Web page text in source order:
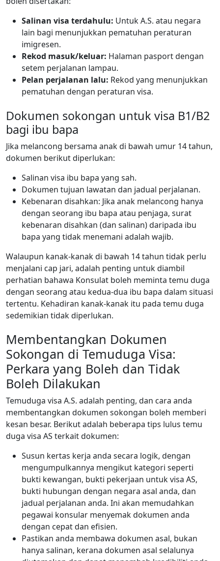
Salinan visa terdahulu: Untuk A.S. atau negara
lain bagi menunjukkan pematuhan peraturan
imigresen.
Rekod masuk/keluar: Halaman pasport dengan
setem perjalanan lampau.
Pelan perjalanan lalu: Rekod yang menunjukkan
pematuhan dengan peraturan visa.
Dokumen sokongan untuk visa B1/B2
bagi ibu bapa
Jika melancong bersama anak di bawah umur 14 tahun,
dokumen berikut diperlukan:
Salinan visa ibu bapa yang sah.
Dokumen tujuan lawatan dan jadual perjalanan.
Kebenaran disahkan: Jika anak melancong hanya
dengan seorang ibu bapa atau penjaga, surat
kebenaran disahkan (dan salinan) daripada ibu
bapa yang tidak menemani adalah wajib.
Walaupun kanak-kanak di bawah 14 tahun tidak perlu
menjalani cap jari, adalah penting untuk diambil
perhatian bahawa Konsulat boleh meminta temu duga
dengan seorang atau kedua-dua ibu bapa dalam situasi
tertentu. Kehadiran kanak-kanak itu pada temu duga
sedemikian tidak diperlukan.
Membentangkan Dokumen
Sokongan di Temuduga Visa:
Perkara yang Boleh dan Tidak
Boleh Dilakukan
Temuduga visa A.S. adalah penting, dan cara anda
membentangkan dokumen sokongan boleh memberi
kesan besar. Berikut adalah beberapa tips lulus temu
duga visa AS terkait dokumen:
Susun kertas kerja anda secara logik, dengan
mengumpulkannya mengikut kategori seperti
bukti kewangan, bukti pekerjaan untuk visa AS,
bukti hubungan dengan negara asal anda, dan
jadual perjalanan anda. Ini akan memudahkan
pegawai konsular menyemak dokumen anda
dengan cepat dan efisien.
Pastikan anda membawa dokumen asal, bukan
hanya salinan, kerana dokumen asal selalunya